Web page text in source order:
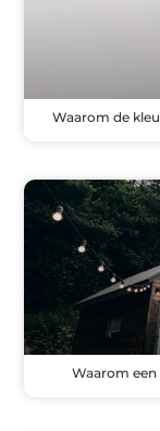
Waarom de
Waarom